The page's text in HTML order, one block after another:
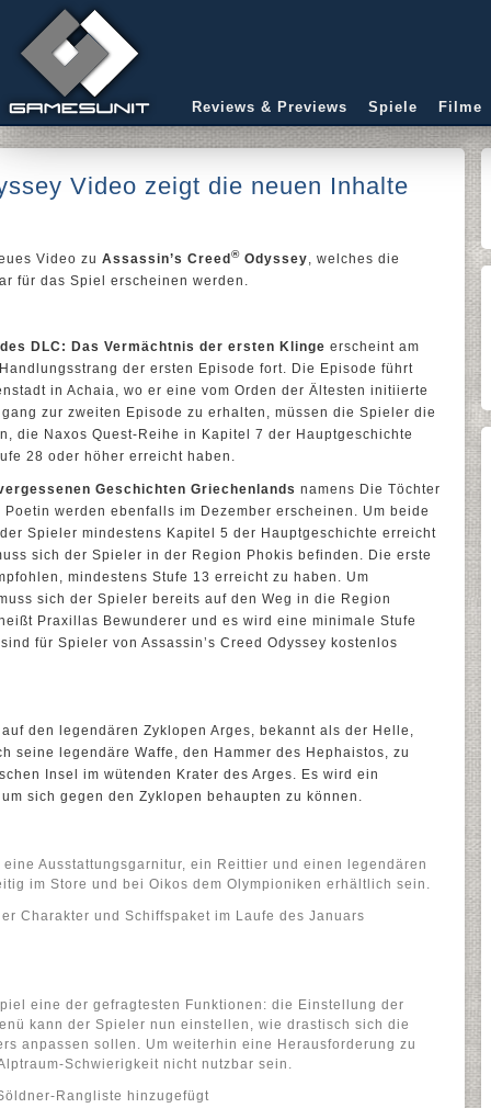
Reviews & Previews Spiele Filme
Video zeigt die neuen Inhalte
Video zu Assassin’s Creed ® Odyssey, welches die
für das Spiel erscheinen werden.
DLC: Das Vermächtnis der ersten Klinge erscheint am
der ersten Episode fort. Die Episode führt
in Achaia, wo er eine vom Orden der Ältesten initiierte
zur zweiten Episode zu erhalten, müssen die Spieler die
die Naxos Quest-Reihe in Kapitel 7 der Hauptgeschichte
28 oder höher erreicht haben.
Geschichten Griechenlands namens Die Töchter
werden ebenfalls im Dezember erscheinen. Um beide
Spieler mindestens Kapitel 5 der Hauptgeschichte erreicht
sich der Spieler in der Region Phokis befinden. Die erste
mindestens Stufe 13 erreicht zu haben. Um
sich der Spieler bereits auf den Weg in die Region
Praxillas Bewunderer und es wird eine minimale Stufe
für Spieler von Assassin’s Creed Odyssey kostenlos
den legendären Zyklopen Arges, bekannt als der Helle,
seine legendäre Waffe, den Hammer des Hephaistos, zu
Insel im wütenden Krater des Arges. Es wird ein
sich gegen den Zyklopen behaupten zu können.
Ausstattungsgarnitur, ein Reittier und einen legendären
im Store und bei Oikos dem Olympioniken erhältlich sein.
Charakter und Schiffspaket im Laufe des Januars
eine der gefragtesten Funktionen: die Einstellung der
kann der Spieler nun einstellen, wie drastisch sich die
anpassen sollen. Um weiterhin eine Herausforderung zu
Schwierigkeit nicht nutzbar sein.
Rangliste hinzugefügt